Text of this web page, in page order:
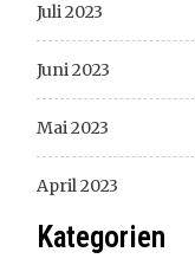
Juli 2023
Juni 2023
Mai 2023
April 2023
Kategorien